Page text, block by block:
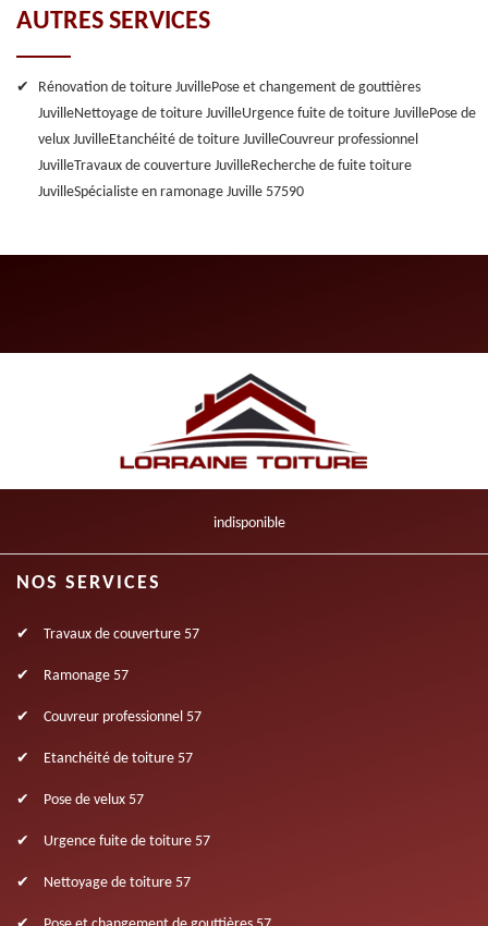
AUTRES SERVICES
Rénovation de toiture JuvillePose et changement de gouttières
JuvilleNettoyage de toiture JuvilleUrgence fuite de toiture JuvillePose de
velux JuvilleEtanchéité de toiture JuvilleCouvreur professionnel
JuvilleTravaux de couverture JuvilleRecherche de fuite toiture
JuvilleSpécialiste en ramonage Juville 57590
indisponible
NOS SERVICES
Travaux de couverture 57
Ramonage 57
Couvreur professionnel 57
Etanchéité de toiture 57
Pose de velux 57
Urgence fuite de toiture 57
Nettoyage de toiture 57